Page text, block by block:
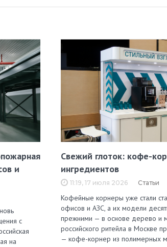
и
с
на
Свежий глоток: кофе-
ингредиентов
11:19, 17 июля 2026 Статьи
Кофейные корнеры уже стали
офисов и АЗС, а их модели
прежними — в основе дерево и
российского ритейла в Москве
— кофе-корнер из полимерных